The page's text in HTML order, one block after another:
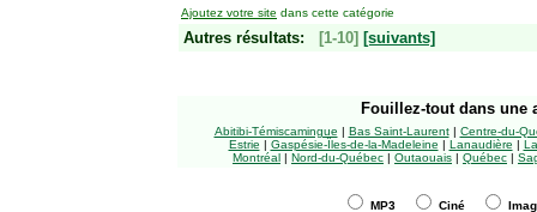
Ajoutez votre site dans cette catégorie
Autres résultats: [1-10] [suivants]
Fouillez-tout dans une
Abitibi-Témiscamingue | Bas Saint-Laurent| Centre-du-
Estrie | Gaspésie-Îles-de-la-Madeleine | Lanaudière |
Montréal | Nord-du-Québec | Outaouais | Québec |
MP3 Ciné